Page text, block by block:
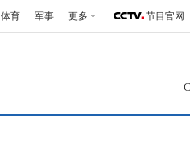
体育 军事 更多 节目官网